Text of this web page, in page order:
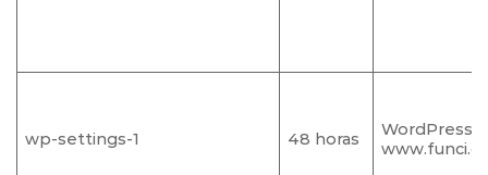
wp-settings-1 48 horas
WordPress